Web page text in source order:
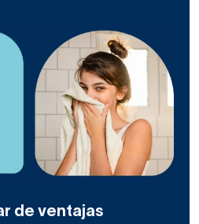
de ventajas